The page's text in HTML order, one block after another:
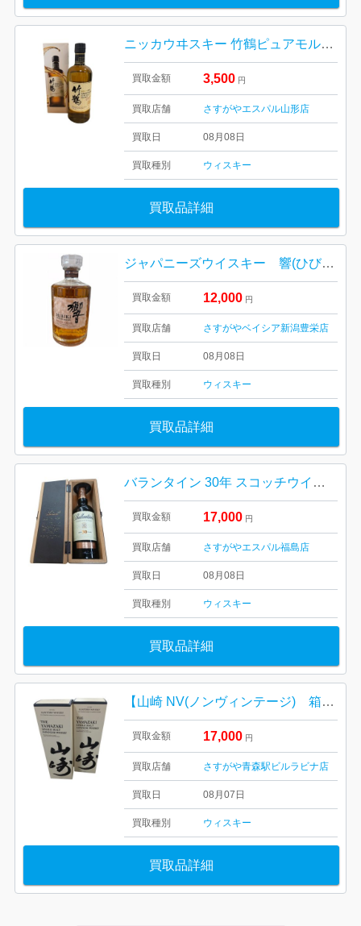
ニッカウヰスキー 竹鶴ピュアモルト 天童市
買取金額 3,500 円
買取店舗 さすがやエスパル山形店
買取日 08月08日
買取種別 ウィスキー
買取品詳細
ジャパニーズウイスキー 響(ひびき）BLENDER’S CHOICE（ブレンダーズ チョイス）
買取金額 12,000 円
買取店舗 さすがやベイシア新潟豊栄店
買取日 08月08日
買取種別 ウィスキー
買取品詳細
バランタイン 30年 スコッチウイスキー
買取金額 17,000 円
買取店舗 さすがやエスパル福島店
買取日 08月08日
買取種別 ウィスキー
買取品詳細
【山崎 NV(ノンヴィンテージ) 箱有り完備/お酒・ジャパニーズウイスキー・40度・700ml・ホログラム付き】
買取金額 17,000 円
買取店舗 さすがや青森駅ビルラビナ店
買取日 08月07日
買取種別 ウィスキー
買取品詳細